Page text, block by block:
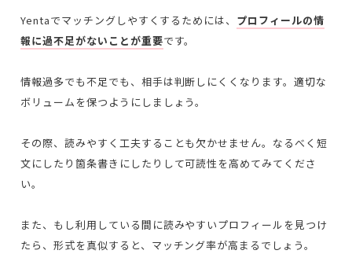
Yentaでマッチングしやすくするためには、 プロフィールの情
報に過不足がないことが重要です。
情報過多でも不足でも、相手は判断しにくくなります。適切な
ボリュームを保つようにしましょう。
その際、読みやすく工夫することも欠かせません。なるべく短
文にしたり箇条書きにしたりして可読性を高めてみてくださ
い。
また、もし利用している間に読みやすいプロフィールを見つけ
たら、形式を真似すると、マッチング率が高まるでしょう。